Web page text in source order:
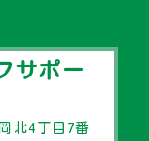
サポー
北4丁目7番